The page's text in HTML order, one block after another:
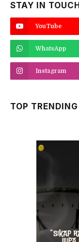
STAY IN TOUCH
YouTube
WhatsApp
Instagram
TOP TRENDING